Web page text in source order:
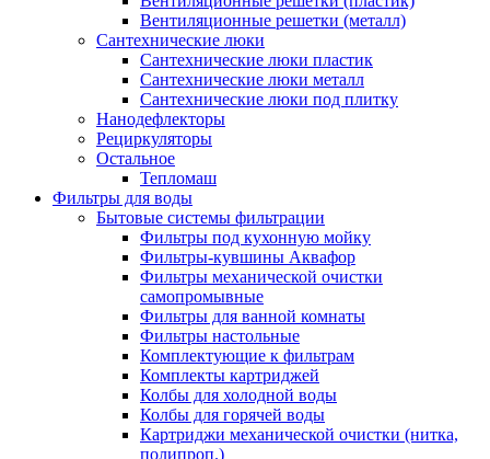
Вентиляционные решетки (металл)
Сантехнические люки
Сантехнические люки пластик
Сантехнические люки металл
Сантехнические люки под плитку
Нанодефлекторы
Рециркуляторы
Остальное
Тепломаш
Фильтры для воды
Бытовые системы фильтрации
Фильтры под кухонную мойку
Фильтры-кувшины Аквафор
Фильтры механической очистки
самопромывные
Фильтры для ванной комнаты
Фильтры настольные
Комплектующие к фильтрам
Комплекты картриджей
Колбы для холодной воды
Колбы для горячей воды
Картриджи механической очистки (нитка,
полипроп.)